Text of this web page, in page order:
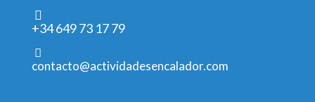
+34 649 73 17 79
contacto@actividadesencalador.com